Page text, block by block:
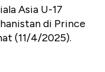
Asia U-17
di Prince
(11/4/2025).